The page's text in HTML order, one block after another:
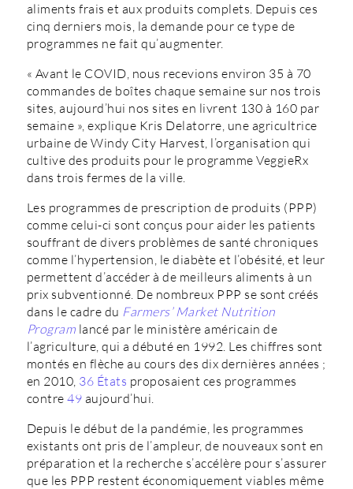
aliments frais et aux produits complets. Depuis ces
cinq derniers mois, la demande pour ce type de
programmes ne fait qu’augmenter.
« Avant le COVID, nous recevions environ 35 à 70
commandes de boîtes chaque semaine sur nos trois
sites, aujourd’hui nos sites en livrent 130 à 160 par
semaine », explique Kris Delatorre, une agricultrice
urbaine de Windy City Harvest, l’organisation qui
cultive des produits pour le programme VeggieRx
dans trois fermes de la ville.
Les programmes de prescription de produits (PPP)
comme celui-ci sont conçus pour aider les patients
souffrant de divers problèmes de santé chroniques
comme l’hypertension, le diabète et l’obésité, et leur
permettent d’accéder à de meilleurs aliments à un
prix subventionné. De nombreux PPP se sont créés
dans le cadre du Farmers’ Market Nutrition
Program lancé par le ministère américain de
l’agriculture, qui a débuté en 1992. Les chiffres sont
montés en flèche au cours des dix dernières années ;
en 2010, 36 États proposaient ces programmes
contre49 aujourd’hui.
Depuis le début de la pandémie, les programmes
existants ont pris de l’ampleur, de nouveaux sont en
préparation et la recherche s’accélère pour s’assurer
que les PPP restent économiquement viables même